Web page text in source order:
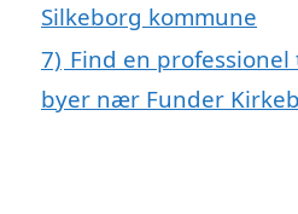
Silkeborg kommune
7) Find en
byer nær Funder